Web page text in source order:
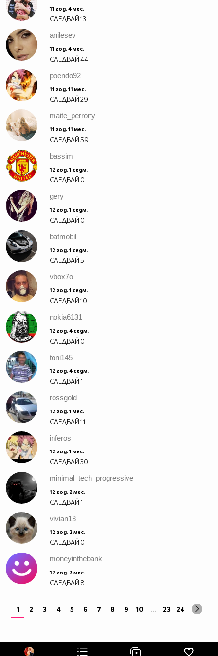
11 год. 4 мес.
СЛЕДВАЙ13
anilesev
11 год. 4 мес.
СЛЕДВАЙ44
poendo92
11 год. 11 мес.
СЛЕДВАЙ29
maite_perrony
11 год. 11 мес.
СЛЕДВАЙ59
bassim
12 год. 1 седм.
СЛЕДВАЙ 0
gery
12 год. 1 седм.
СЛЕДВАЙ 0
batmobil
12 год. 1 седм.
СЛЕДВАЙ5
vbox7o
12 год. 1 седм.
СЛЕДВАЙ10
nokia6131
12 год. 4 седм.
СЛЕДВАЙ 0
toni145
12 год. 4 седм.
СЛЕДВАЙ1
rossgold
12 год. 1 мес.
СЛЕДВАЙ11
inferos
12 год. 1 мес.
СЛЕДВАЙ30
minimal_tech_progressive
12 год. 2 мес.
СЛЕДВАЙ1
vivian13
12 год. 2 мес.
СЛЕДВАЙ 0
moneyinthebank
12 год. 2 мес.
СЛЕДВАЙ 8
1 2 3 4 5 6 7 8 9 10 ... 23 24